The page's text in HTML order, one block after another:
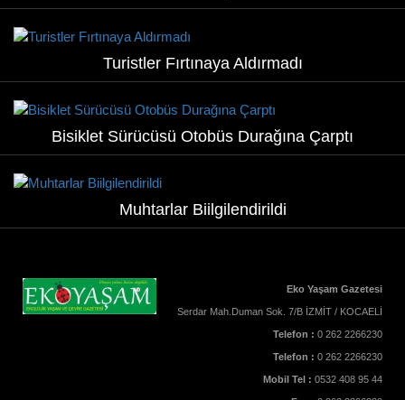
Turistler Fırtınaya Aldırmadı
Bisiklet Sürücüsü Otobüs Durağına Çarptı
Muhtarlar Biilgilendirildi
Eko Yaşam Gazetesi
Serdar Mah.Duman Sok. 7/B İZMİT / KOCAELİ
Telefon : 0 262 2266230
Telefon : 0 262 2266230
Mobil Tel : 0532 408 95 44